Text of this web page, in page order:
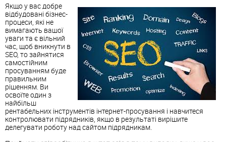
Якщо у вас добре
відбудовані бізнес-
процеси, які не
вимагають вашої
уваги та є вільний
час, щоб вникнути в
SEO, то зайнятися
самостійним
просуванням буде
правильним
рішенням. Ви
освоїте один з
найбільш
рентабельних інструментів інтернет-просування і навчитеся
контролювати підрядників, якщо в результаті вирішите
делегувати роботу над сайтом підрядникам.